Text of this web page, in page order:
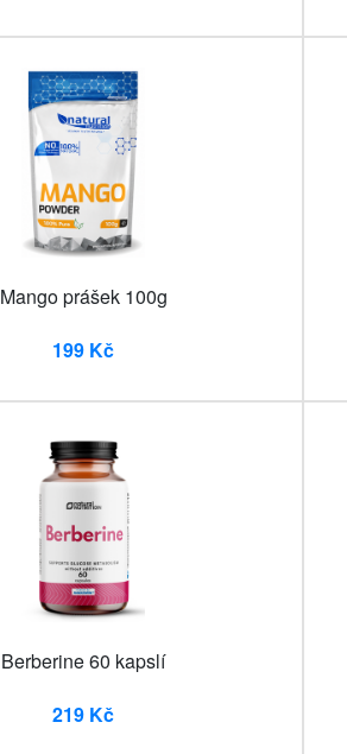
Mango prášek 100g
199 Kč
Berberine 60 kapslí
219 Kč